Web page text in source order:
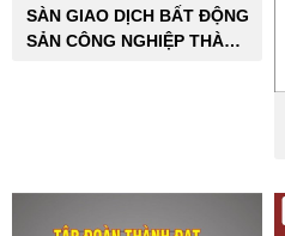
SÀN GIAO DỊCH BẤT ĐỘNG
SẢN CÔNG NGHIỆP THÀNH